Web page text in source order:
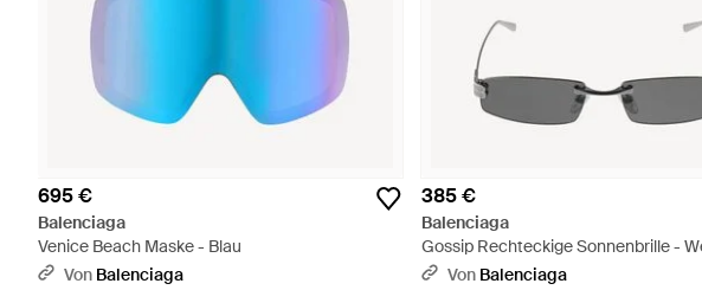
695 €
Balenciaga
Venice Beach Maske - Blau
Von Balenciaga
385 €
Balenciaga
Gossip Rechteckige Sonnenbrille -
Von Balenciaga